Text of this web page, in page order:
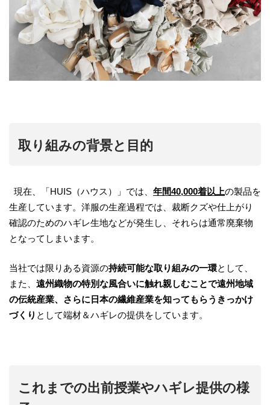
取り組みの背景と目的
現在、「HUIS（ハウス）」では、 年間40,000着以上の製品を
生産しています。洋服の生産過程では、裁断クズや仕上がり
確認のためのハギレ生地などが発生し、それらは通常廃棄物
となってしまいます。
当社では限りある資源の持続可能な取り組みの一環として、
また、 遠州織物の特別な風合いに触れ親しむことで遠州地域
の伝統産業、さらに日本の繊維産業を知ってもらうきっかけ
づくり として端材＆ハギレの提供をしています。
これまでの出前授業やハギレ提供の様